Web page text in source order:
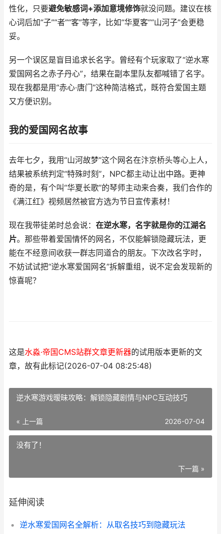
性化，只要避免敏感词+添加意境修饰就没问题。建议在核
心词后加“子”“者”“客”等字，比如“华夏客”“山河子”会更稳
妥。
另一个误区是盲目追求长名字。曾经有个玩家取了“逆水寒
爱国网名之赤子丹心”，结果在副本里队友都喊错了名字。
现在我都是用“赤心·唐门”这种简洁格式，既符合爱国主题
又方便识别。
我的爱国网名故事
去年七夕，我用“山河故梦”这个网名在汴京桥头等心上人，
结果被系统判定“特殊时刻”，NPC都主动让出中路。更神
奇的是，有个叫“华夏长歌”的琴师主动来合奏，我们合作的
《满江红》视频居然被官方选为节日宣传素材！
现在我带徒弟时总会说： 在逆水寒，名字就是你的江湖名
片。那些带着爱国情怀的网名，不仅能解锁隐藏玩法，更
能在不经意间收获一群志同道合的朋友。下次改名字时，
不妨试试把“逆水寒爱国网名”拆解重组，说不定会发现新的
惊喜呢？
这是水淼·帝国CMS站群文章更新器的试用版本更新的文
章，故有此标记(2026-07-04 08:25:48)
逆水寒游戏暧昧攻略：解锁隐藏剧情与NPC互动技巧
« 上一篇 2026-07-04
没有了！
下一篇 »
延伸阅读
逆水寒爱国网名全解析：从取名技巧到隐藏玩法